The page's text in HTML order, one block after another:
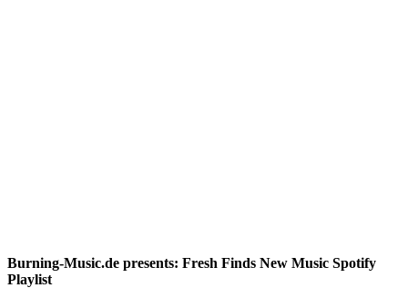
Burning-Music.de presents: Fresh Finds New Music Spotify
Playlist